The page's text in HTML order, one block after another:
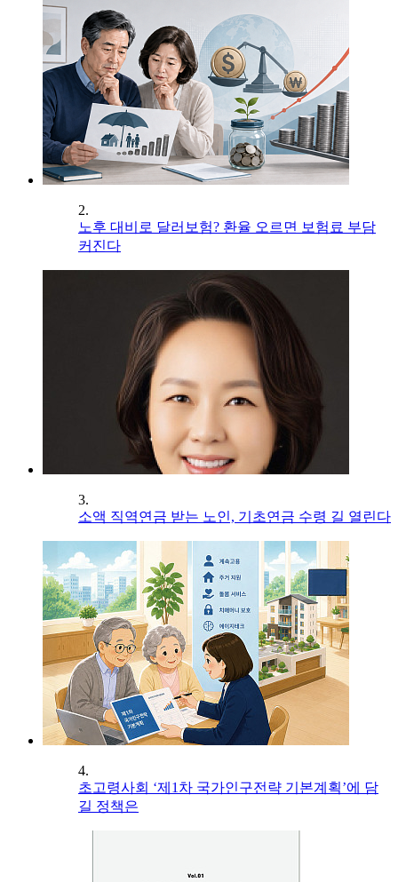
2.
노후 대비로 달러보험? 환율 오르면 보험료 부담
커진다
3.
소액 직역연금 받는 노인, 기초연금 수령 길 열린다
4.
초고령사회 ‘제1차 국가인구전략 기본계획’에 담
길 정책은